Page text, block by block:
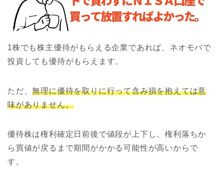
1株でも株主優待がもらえる企業であれば、ネオモバで
投資しても優待がもらえます。
ただ、無理に優待を取りに行って含み損を抱えては意
味がありません。
優待株は権利確定日前後で値段が上下し、権利落ちか
ら買値が戻るまで期間がかかる可能性が高いからで
す。